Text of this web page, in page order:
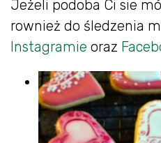
Jeżeli podoba Ci sie
rownież do śledzenia
Instagramie oraz